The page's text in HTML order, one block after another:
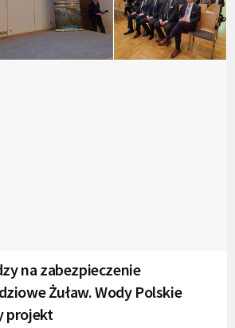
na zabezpieczenie
Żuław. Wody Polskie
projekt